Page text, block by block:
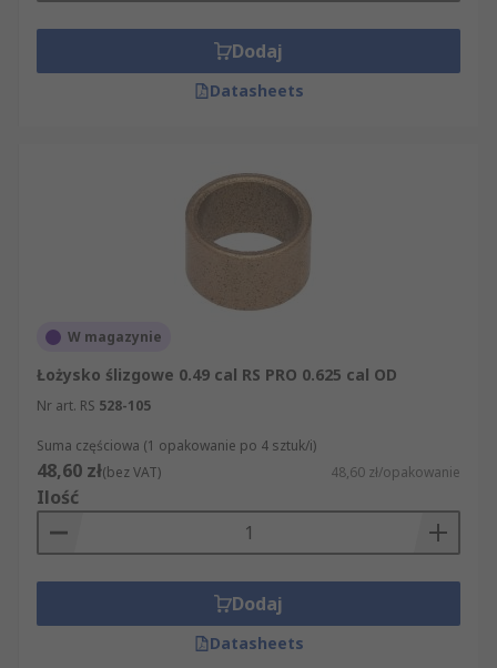
Dodaj
Datasheets
W magazynie
Łożysko ślizgowe 0.49 cal RS PRO 0.625 cal OD
Nr art. RS 528-105
Suma częściowa (1 opakowanie po 4 sztuk/i)
48,60 zł(bez VAT) 48,60 zł/opakowanie
Ilość
Dodaj
Datasheets